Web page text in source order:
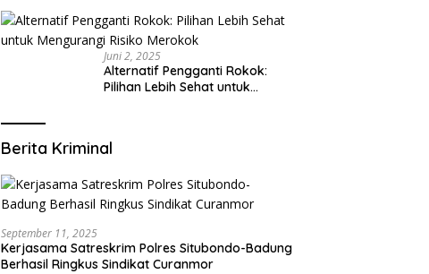
yang Mengerti Kebutuhanmu
Juni 2, 2025
Alternatif Pengganti Rokok:
Pilihan Lebih Sehat untuk
Berita Kriminal
September 11, 2025
Kerjasama Satreskrim Polres Situbondo-Badung
Berhasil Ringkus Sindikat Curanmor